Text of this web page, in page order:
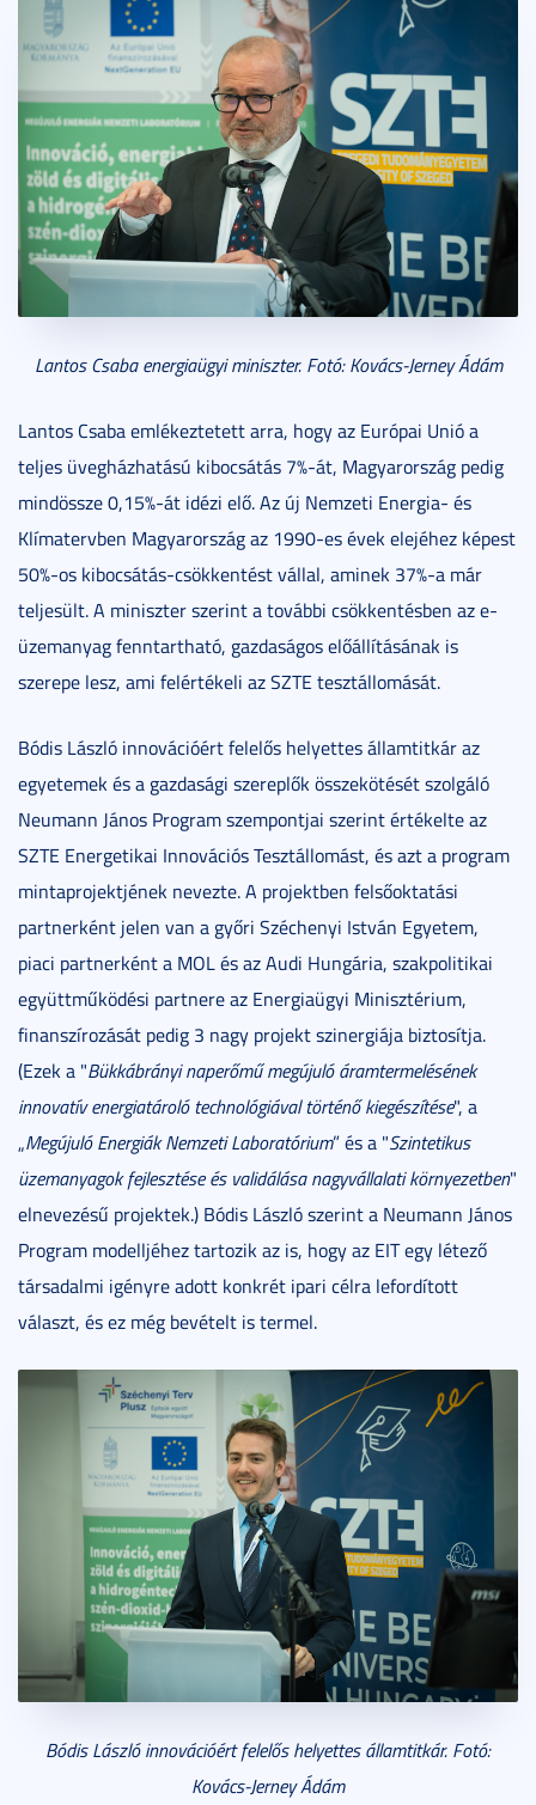
Lantos Csaba energiaügyi miniszter. Fotó: Kovács-Jerney Ádám
Lantos Csaba emlékeztetett arra, hogy az Európai Unió a
teljes üvegházhatású kibocsátás 7%-át, Magyarország pedig
mindössze 0,15%-át idézi elő. Az új Nemzeti Energia- és
Klímatervben Magyarország az 1990-es évek elejéhez képest
50%-os kibocsátás-csökkentést vállal, aminek 37%-a már
teljesült. A miniszter szerint a további csökkentésben az e-
üzemanyag fenntartható, gazdaságos előállításának is
szerepe lesz, ami felértékeli az SZTE tesztállomását.
Bódis László innovációért felelős helyettes államtitkár az
egyetemek és a gazdasági szereplők összekötését szolgáló
Neumann János Program szempontjai szerint értékelte az
SZTE Energetikai Innovációs Tesztállomást, és azt a program
mintaprojektjének nevezte. A projektben felsőoktatási
partnerként jelen van a győri Széchenyi István Egyetem,
piaci partnerként a MOL és az Audi Hungária, szakpolitikai
együttműködési partnere az Energiaügyi Minisztérium,
finanszírozását pedig 3 nagy projekt szinergiája biztosítja.
(Ezek a "Bükkábrányi naperőmű megújuló áramtermelésének
innovatív energiatároló technológiával történő kiegészítése", a
„Megújuló Energiák Nemzeti Laboratórium” és a "Szintetikus
üzemanyagok fejlesztése és validálása nagyvállalati környezetben"
elnevezésű projektek.) Bódis László szerint a Neumann János
Program modelljéhez tartozik az is, hogy az EIT egy létező
társadalmi igényre adott konkrét ipari célra lefordított
választ, és ez még bevételt is termel.
Bódis László innovációért felelős helyettes államtitkár. Fotó:
Kovács-Jerney Ádám